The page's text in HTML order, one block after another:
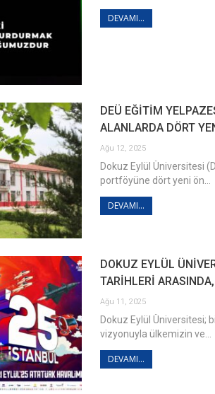
DEVAMI...
DEÜ EĞİTİM
ALANLARDA DÖRT
Ağu 12, 2025
Dokuz Eylül Üniversitesi
portföyüne dört yeni ön…
DEVAMI...
DOKUZ EYLÜL
TARİHLERİ
Ağu 11, 2025
Dokuz Eylül Üniversitesi;
vizyonuyla ülkemizin ve…
DEVAMI...